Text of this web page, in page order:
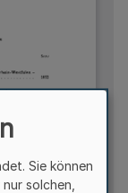
Sie können
solchen,